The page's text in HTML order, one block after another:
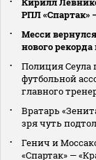
РПЛ «Спартак»
Месси
нового
Полиция Сеула
футбольной
главного
Вратарь
зря чуть
Генич и
«Спартак» —